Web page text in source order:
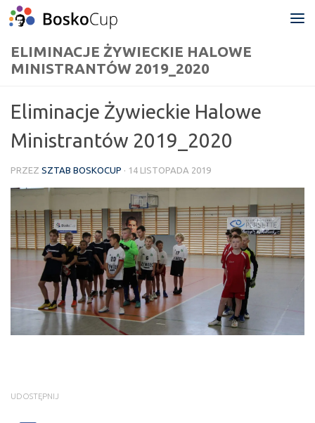
Przejdź do treści
ELIMINACJE ŻYWIECKIE HALOWE
MINISTRANTÓW 2019_2020
Eliminacje Żywieckie Halowe
Ministrantów 2019_2020
PRZEZ SZTAB BOSKOCUP · 14 LISTOPADA 2019
UDOSTĘPNIJ